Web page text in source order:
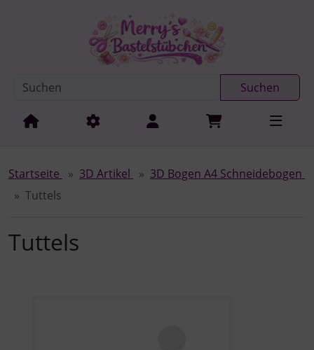
Springe zur Navigation
Suchen
Startseite 3D Artikel
3D Bogen A4 Schneidebogen
Tuttels
Tuttels